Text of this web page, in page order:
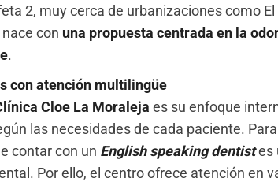
2, muy cerca de urbanizaciones como El
con una propuesta centrada en la
.
con atención multilingüe
Cloe La Moraleja es su enfoque
las necesidades de cada paciente.
contar con un English speaking dentistes
Por ello, el centro ofrece atención en